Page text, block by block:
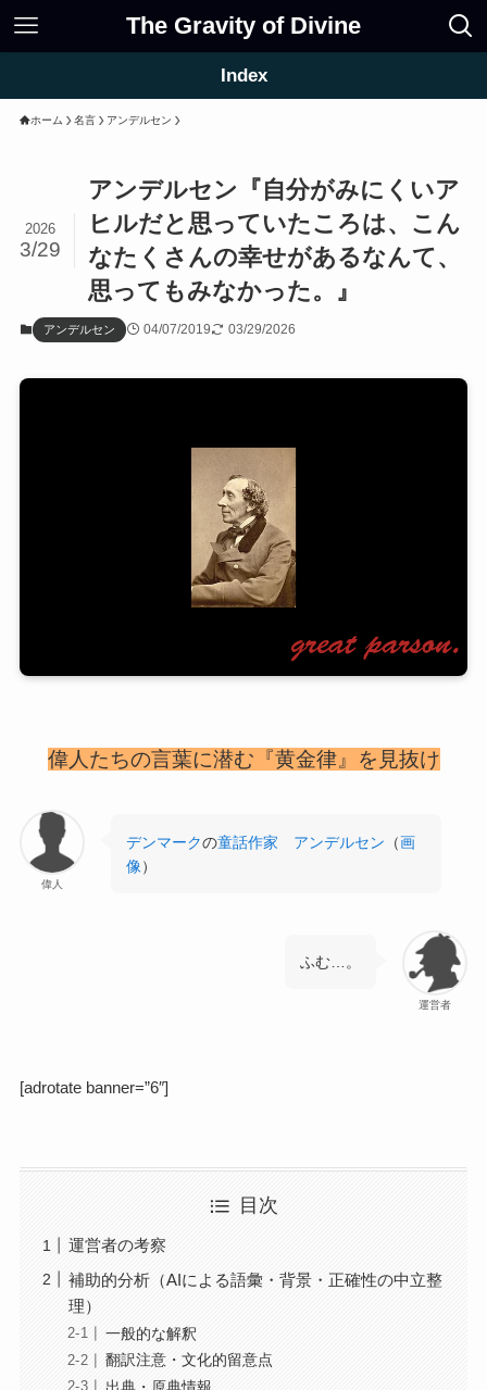
The Gravity of Divine
Index
ホーム 名言 アンデルセン
アンデルセン『自分がみにくいア
ヒルだと思っていたころは、こん
なたくさんの幸せがあるなんて、
思ってもみなかった。』
2026
3/29
アンデルセン 04/07/2019 03/29/2026
偉人たちの言葉に潜む『黄金律』を見抜け
偉人
デンマークの童話作家 アンデルセン （画
像）
運営者
ふむ…。
[adrotate banner=”6″]
目次
運営者の考察
補助的分析（AIによる語彙・背景・正確性の中立整
理）
一般的な解釈
翻訳注意・文化的留意点